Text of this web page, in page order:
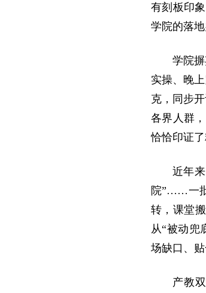
有刻板印
学院的落
学院
实操、晚
克，同步
各界人群
恰恰印证
近年
院”……一
转，课堂
从“被动兜
场缺口、贴
产教